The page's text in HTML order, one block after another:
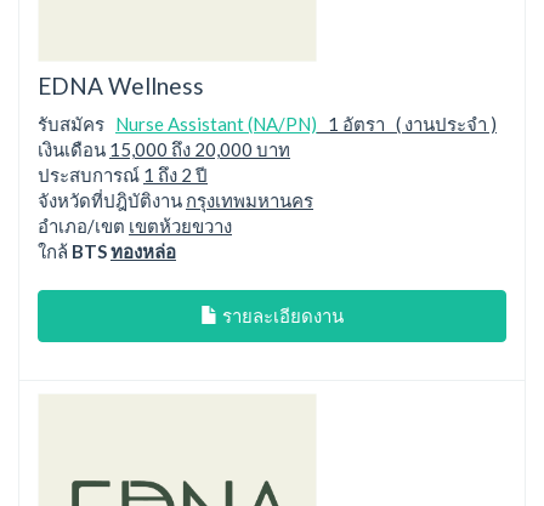
EDNA Wellness
รับสมัคร Nurse Assistant (NA/PN) 1 อัตรา ( งานประจำ )
เงินเดือน 15,000 ถึง 20,000 บาท
ประสบการณ์ 1 ถึง 2 ปี
จังหวัดที่ปฎิบัติงาน กรุงเทพมหานคร
อำเภอ/เขต เขตห้วยขวาง
ใกล้ BTSทองหล่อ
รายละเอียดงาน